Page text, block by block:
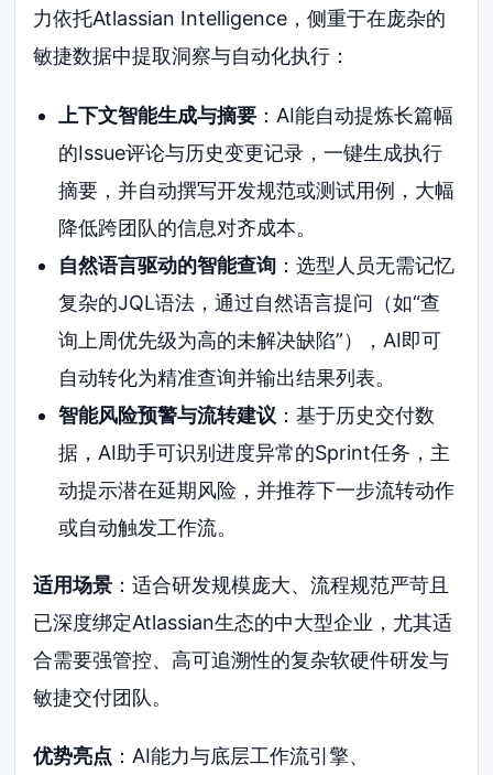
力依托Atlassian Intelligence，侧重于在庞杂的
敏捷数据中提取洞察与自动化执行：
上下文智能生成与摘要：AI能自动提炼长篇幅
的Issue评论与历史变更记录，一键生成执行
摘要，并自动撰写开发规范或测试用例，大幅
降低跨团队的信息对齐成本。
自然语言驱动的智能查询：选型人员无需记忆
复杂的JQL语法，通过自然语言提问（如“查
询上周优先级为高的未解决缺陷”），AI即可
自动转化为精准查询并输出结果列表。
智能风险预警与流转建议 ：基于历史交付数
据，AI助手可识别进度异常的Sprint任务，主
动提示潜在延期风险，并推荐下一步流转动作
或自动触发工作流。
适用场景 ：适合研发规模庞大、流程规范严苛且
已深度绑定Atlassian生态的中大型企业，尤其适
合需要强管控、高可追溯性的复杂软硬件研发与
敏捷交付团队。
优势亮点 ：AI能力与底层工作流引擎、